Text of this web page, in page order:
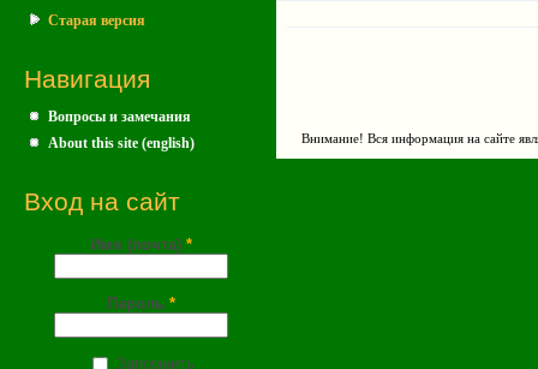
Старая версия
Навигация
Вопросы и замечания
About this site (english)
Вход на сайт
Имя (почта) *
Пароль *
Запомнить
Внимание! Вся информация на сайте